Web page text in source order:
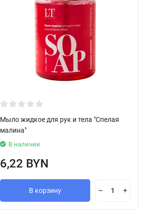
Мыло жидкое для рук и тела "Спелая
малина"
В наличии
6,22 BYN
В корзину